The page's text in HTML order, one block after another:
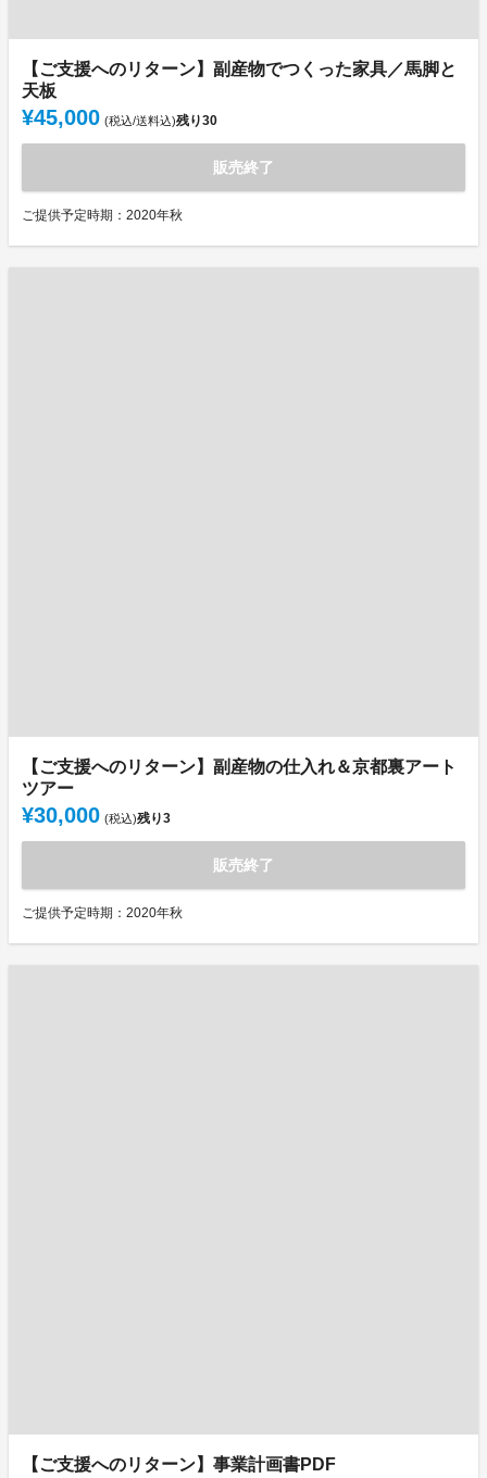
【ご支援へのリターン】副産物でつくった家具／馬脚と
天板
¥45,000 (税込/送料込)残り30
販売終了
ご提供予定時期：2020年秋
【ご支援へのリターン】副産物の仕入れ＆京都裏アート
ツアー
¥30,000 (税込)残り3
販売終了
ご提供予定時期：2020年秋
【ご支援へのリターン】事業計画書PDF